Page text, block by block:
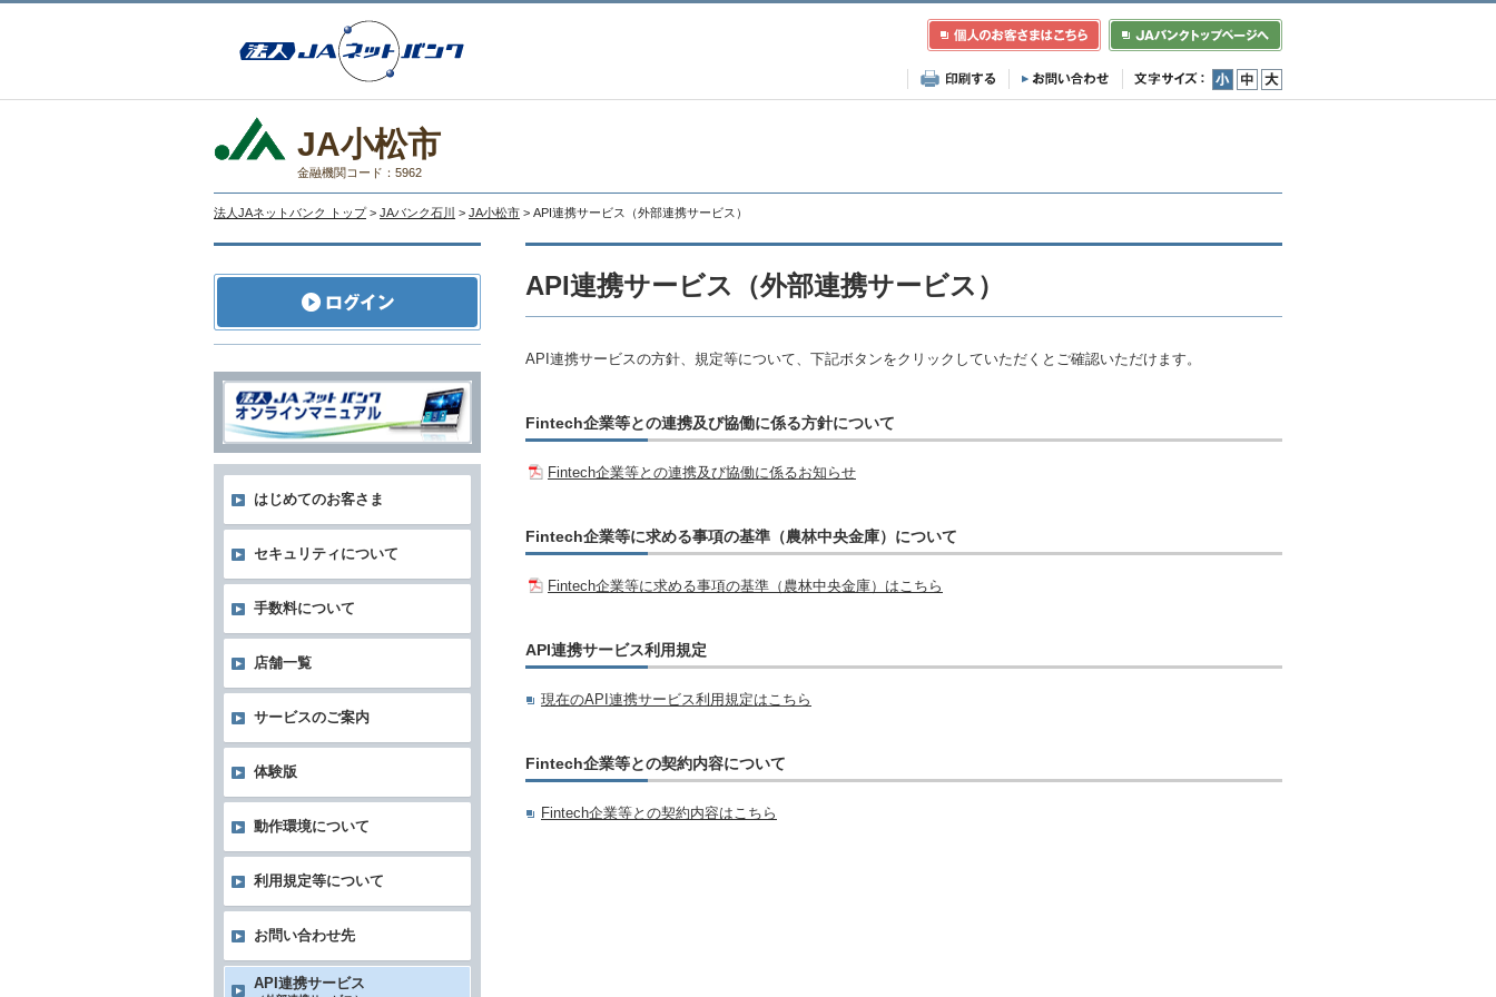
小 中 大
JA小松市
金融機関コード：5962
法人JAネットバンク トップ > JAバンク石川 > JA小松市 > API連携サービス（外部連携サービス）
API連携サービス（外部連携サービス）
API連携サービスの方針、規定等について、下記ボタンをクリックしていただくとご確認いただけます。
Fintech企業等との連携及び協働に係る方針について
Fintech企業等との連携及び協働に係るお知らせ
Fintech企業等に求める事項の基準（農林中央金庫）について
Fintech企業等に求める事項の基準（農林中央金庫）はこちら
API連携サービス利用規定
現在のAPI連携サービス利用規定はこちら
Fintech企業等との契約内容について
Fintech企業等との契約内容はこちら
はじめてのお客さま
セキュリティについて
手数料について
店舗一覧
サービスのご案内
体験版
動作環境について
利用規定等について
お問い合わせ先
API連携サービス